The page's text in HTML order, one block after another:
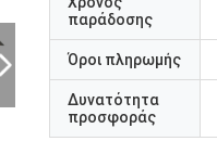
παράδοσης
Όροι πληρωμής
Δυνατότητα
προσφοράς